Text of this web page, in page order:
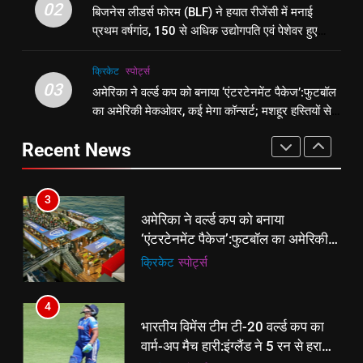
रीजेंसी में मनाई प्रथम वर्षगांठ, 150 से
अधिक उद्योगपति एवं पेशेवर हुए शामिल
ई-पेपर उत्तर
3
अमेरिका ने वर्ल्ड कप को बनाया
‘एंटरटेनमेंट पैकेज’:फुटबॉल का अमेरिकी
मेकओवर, कई मेगा कॉन्सर्ट; मशहूर हस्तियों
4
भारतीय विमेंस टीम टी-20 वर्ल्ड कप का
वार्म-अप मैच हारी:इंग्लैंड ने 5 रन से हराया;
ऋचा घोष की फिफ्टी बेकार
क्रिकेट ‎स्पोर्ट्स
5
रूट 4 साल बाद इंग्लैंड की कप्तानी
करेंगे:नाइटक्लब केस के चलते स्टोक्स-
एटकिंसन दूसरे टेस्ट से बाहर; आर्चर की
02
बिजनेस लीडर्स फोरम (BLF) ने हयात रीजेंसी में मनाई
प्रथम वर्षगांठ, 150 से अधिक उद्योगपति एवं पेशेवर हुए
03
क्रिकेट ‎स्पोर्ट्स
अमेरिका ने वर्ल्ड कप को बनाया ‘एंटरटेनमेंट पैकेज’:फुटबॉल
का अमेरिकी मेकओवर, कई मेगा कॉन्सर्ट; मशहूर हस्तियों से
Recent News
शेपिंग फ्यूचर के बैनर तले डॉक्टरों और
चार्टर्ड अकाउंटेंट्स के बीच रोमांचक
2
बिजनेस लीडर्स फोरम (BLF) ने हयात
अधिक उद्योगपति एवं पेशेवर हुए शामिल
3
अमेरिका ने वर्ल्ड कप को बनाया
‘एंटरटेनमेंट पैकेज’:फुटबॉल का अमेरिकी
मेकओवर, कई मेगा कॉन्सर्ट; मशहूर हस्तियों
क्रिकेट ‎स्पोर्ट्स
4
भारतीय विमेंस टीम टी-20 वर्ल्ड कप का
वार्म-अप मैच हारी:इंग्लैंड ने 5 रन से हराया;